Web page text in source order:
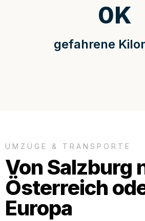
gefahrene
0K
UMZÜGE & TRANSPORTE
Von Salzburg
Österreich
Europa